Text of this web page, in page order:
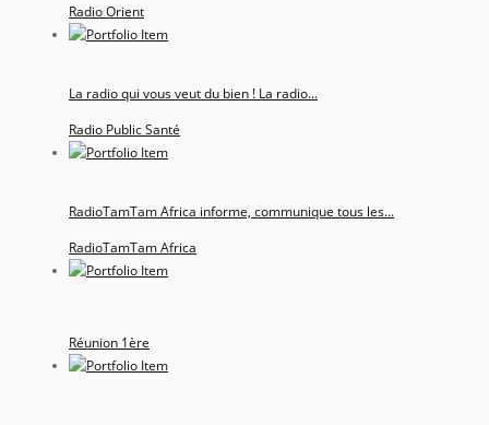
Radio Orient
La radio qui vous veut du bien ! La radio...
Radio Public Santé
RadioTamTam Africa informe, communique tous les...
RadioTamTam Africa
Réunion 1ère